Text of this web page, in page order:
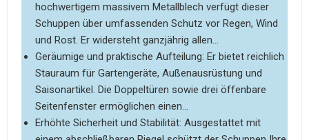
hochwertigem massivem Metallblech verfügt dieser
Schuppen über umfassenden Schutz vor Regen, Wind
und Rost. Er widersteht ganzjährig allen...
Geräumige und praktische Aufteilung: Er bietet reichlich
Stauraum für Gartengeräte, Außenausrüstung und
Saisonartikel. Die Doppeltüren sowie drei öffenbare
Seitenfenster ermöglichen einen...
Erhöhte Sicherheit und Stabilität: Ausgestattet mit